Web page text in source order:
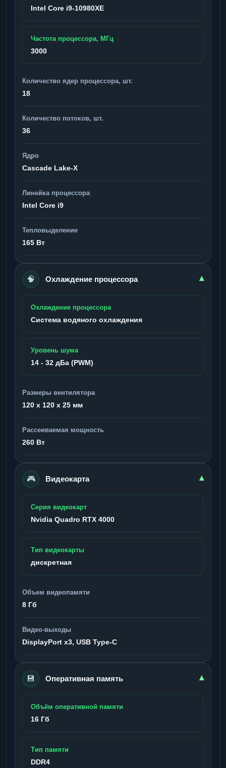
Intel Core i9-10980XE
Частота процессора, МГц
3000
Количество ядер процессора, шт.
18
Количество потоков, шт.
36
Ядро
Cascade Lake-X
Линейка процессора
Intel Core i9
Тепловыделение
165 Вт
🧠 Охлаждение процессора ▾
Охлаждение процессора
Система водяного охлаждения
Уровень шума
14 - 32 дБа (PWM)
Размеры вентилятора
120 x 120 x 25 мм
Рассеиваемая мощность
260 Вт
🎮 Видеокарта ▾
Серия видеокарт
Nvidia Quadro RTX 4000
Тип видеокарты
дискретная
Объем видеопамяти
8 Гб
Видео-выходы
DisplayPort x3, USB Type-C
💾 Оперативная память ▾
Объём оперативной памяти
16 Гб
Тип памяти
DDR4